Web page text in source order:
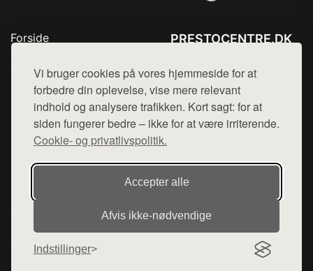
Vi bruger cookies på vores hjemmeside for at
forbedre din oplevelse, vise mere relevant
indhold og analysere trafikken. Kort sagt: for at
siden fungerer bedre – ikke for at være irriterende.
Cookie- og privatlivspolitik.
Accepter alle
Afvis ikke‑nødvendige
Indstillinger
Forside
Top Rabatter
Kontakt
PRESTOCENTRE.DK
Mail: hej@want.dk
Cookie- og privatlivspolitik
Denne side er en del af want.dk, der udgiver en række
hjemmesider med præsentation af forskellige produkter fra
diverse webshops. Der sælges ikke varer fra denne side - vi
varerne på lager.